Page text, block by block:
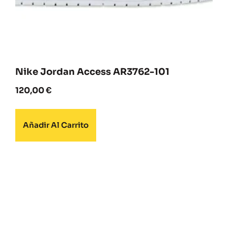
Nike Jordan Access AR3762-101
120,00€
Añadir Al Carrito